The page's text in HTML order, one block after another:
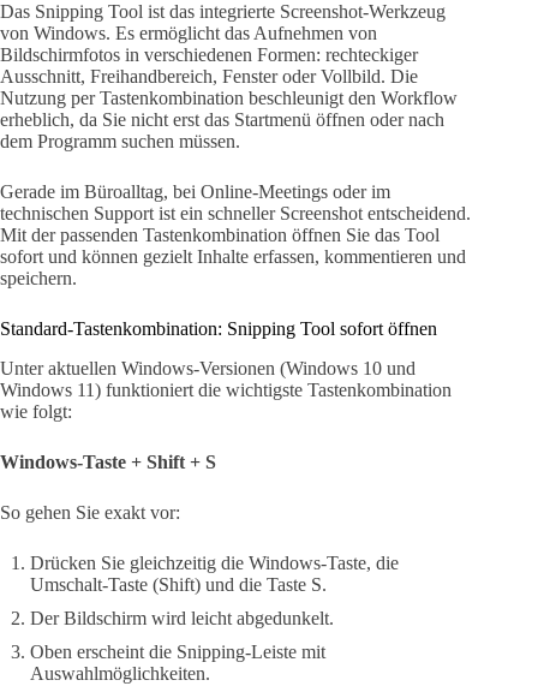
Das Snipping Tool ist das integrierte Screenshot-Werkzeug
von Windows. Es ermöglicht das Aufnehmen von
Bildschirmfotos in verschiedenen Formen: rechteckiger
Ausschnitt, Freihandbereich, Fenster oder Vollbild. Die
Nutzung per Tastenkombination beschleunigt den Workflow
erheblich, da Sie nicht erst das Startmenü öffnen oder nach
dem Programm suchen müssen.
Gerade im Büroalltag, bei Online-Meetings oder im
technischen Support ist ein schneller Screenshot entscheidend.
Mit der passenden Tastenkombination öffnen Sie das Tool
sofort und können gezielt Inhalte erfassen, kommentieren und
speichern.
Standard-Tastenkombination: Snipping Tool sofort öffnen
Unter aktuellen Windows-Versionen (Windows 10 und
Windows 11) funktioniert die wichtigste Tastenkombination
wie folgt:
Windows-Taste + Shift + S
So gehen Sie exakt vor:
Drücken Sie gleichzeitig die Windows-Taste, die
Umschalt-Taste (Shift) und die Taste S.
Der Bildschirm wird leicht abgedunkelt.
Oben erscheint die Snipping-Leiste mit
Auswahlmöglichkeiten.